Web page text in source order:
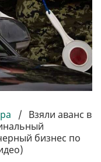
/ Взяли аванс в
бизнес по